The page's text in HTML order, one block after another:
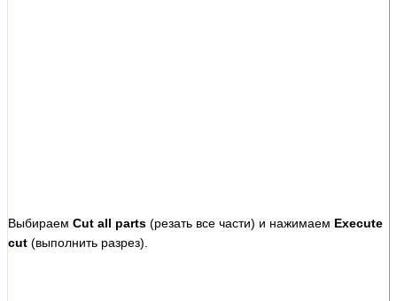
Выбираем Cut all parts (резать все части) и нажимаем Execute
cut (выполнить разрез).